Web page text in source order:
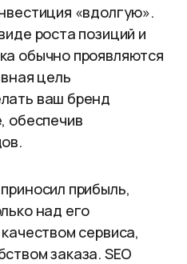
«вдолгую».
роста позиций и
обычно проявляются
цель
ваш бренд
обеспечив
прибыль,
над его
сервиса,
заказа. SEO